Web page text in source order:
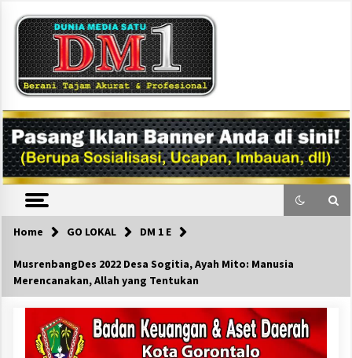
content
DM1
Home GO LOKAL DM 1 E
MusrenbangDes 2022 Desa Sogitia, Ayah Mito: Manusia
Merencanakan, Allah yang Tentukan